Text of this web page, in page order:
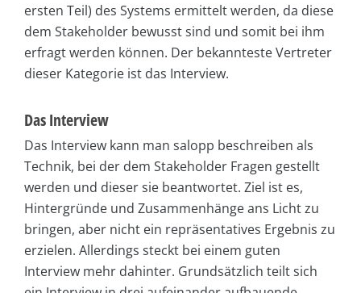
ersten Teil) des Systems ermittelt werden, da diese
dem Stakeholder bewusst sind und somit bei ihm
erfragt werden können. Der bekannteste Vertreter
dieser Kategorie ist das Interview.
Das Interview
Das Interview kann man salopp beschreiben als
Technik, bei der dem Stakeholder Fragen gestellt
werden und dieser sie beantwortet. Ziel ist es,
Hintergründe und Zusammenhänge ans Licht zu
bringen, aber nicht ein repräsentatives Ergebnis zu
erzielen. Allerdings steckt bei einem guten
Interview mehr dahinter. Grundsätzlich teilt sich